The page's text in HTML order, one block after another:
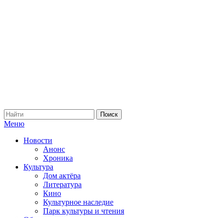
Меню
Новости
Анонс
Хроника
Культура
Дом актёра
Литература
Кино
Культурное наследие
Парк культуры и чтения